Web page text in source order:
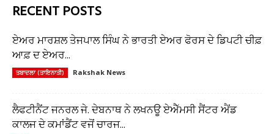
RECENT POSTS
ਏਅਰ ਮਾਰਸ਼ਲ ਤੇਜਪਾਲ ਸਿੰਘ ਨੇ ਭਾਰਤੀ ਏਅਰ ਫੋਰਸ ਦੇ ਡਿਪਟੀ ਚੀਫ਼
ਆਫ਼ ਦ ਏਅਰ...
ਤਬਾਦਲਾ (ਤਾਇਨਾਤੀ) Rakshak News
ਲੈਫਟੀਨੈਂਟ ਜਨਰਲ ਜੇ. ਦੇਬਨਾਥ ਨੇ ਲਖਨਊ ਏਐੱਮਸੀ ਸੈਂਟਰ ਐਂਡ
ਕਾਲਜ ਦੇ ਕਮਾਂਡੈਂਟ ਵਜੋਂ ਚਾਰਜ...